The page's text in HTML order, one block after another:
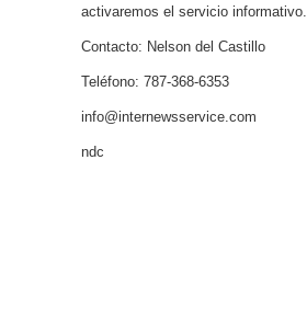
activaremos el servicio informativo.
Contacto: Nelson del Castillo
Teléfono: 787-368-6353
info@internewsservice.com
ndc